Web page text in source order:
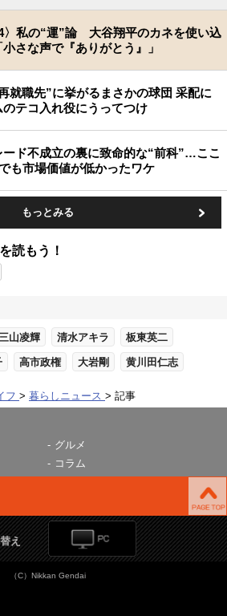
〉私の“運”論 大谷翔平のカネを使い込
さな声で『ありがとう』」
就職先”に挙がるまさかの球団 采配に
テコ入れ役にうってつけ
ード不成立の裏に致命的な“前科”…ここ
も市場価値が低かったワケ
もっとみる
読もう！
山凌輝 清水アキラ 板東英二
高市政権 大岩剛 黄川田仁志
フ 暮らしニュース 記事
グルメ
コラム
え
（C）Nikkan Gendai